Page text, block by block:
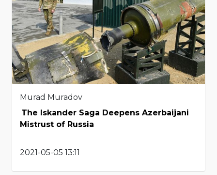
Murad Muradov
The Iskander Saga Deepens Azerbaijani
Mistrust of Russia
2021-05-05 13:11